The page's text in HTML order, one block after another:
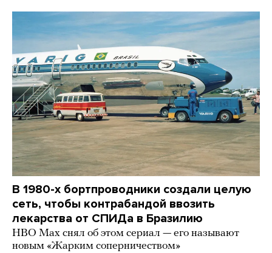
В 1980-х бортпроводники создали целую
сеть, чтобы контрабандой ввозить
лекарства от СПИДа в Бразилию
HBO Max снял об этом сериал — его называют
новым «Жарким соперничеством»